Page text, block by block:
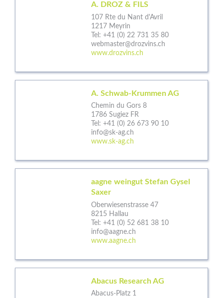
A. DROZ & FILS
107 Rte du Nant d'Avril
1217 Meyrin
Tel: +41 (0) 22 731 35 80
webmaster@drozvins.ch
www.drozvins.ch
A. Schwab-Krummen AG
Chemin du Gors 8
1786 Sugiez FR
Tel: +41 (0) 26 673 90 10
info@sk-ag.ch
www.sk-ag.ch
aagne weingut Stefan Gysel
Saxer
Oberwiesenstrasse 47
8215 Hallau
Tel: +41 (0) 52 681 38 10
info@aagne.ch
www.aagne.ch
Abacus Research AG
Abacus-Platz 1